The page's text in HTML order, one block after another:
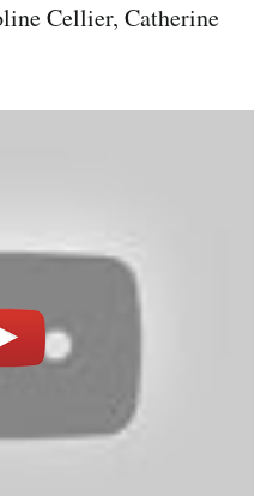
Cellier, Catherine